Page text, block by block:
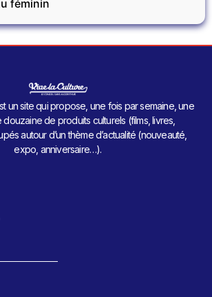
féminin
un site qui propose, une fois par semaine, une
douzaine de produits culturels (films, livres,
autour d’un thème d’actualité (nouveauté,
expo, anniversaire…).